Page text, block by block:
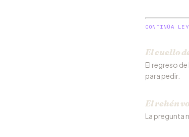
CONTINÚA
El cuello
El regreso
para pedir.
El rehén
La pregunta